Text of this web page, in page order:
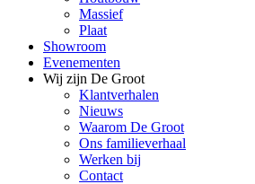
Massief
Plaat
Showroom
Evenementen
Wij zijn De Groot
Klantverhalen
Nieuws
Waarom De Groot
Ons familieverhaal
Werken bij
Contact